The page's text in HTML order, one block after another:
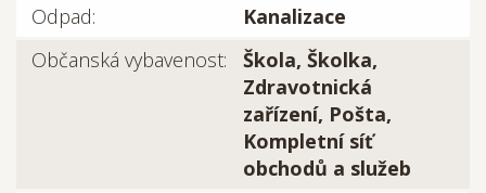
Odpad:
Kanalizace
Občanská vybavenost:
Škola, Školka,
Zdravotnická
zařízení, Pošta,
Kompletní síť
obchodů a služeb